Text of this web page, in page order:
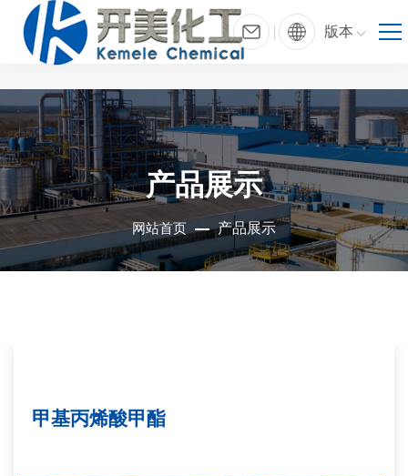
版本
产品展示
网站首页 产品展示
甲基丙烯酸甲酯